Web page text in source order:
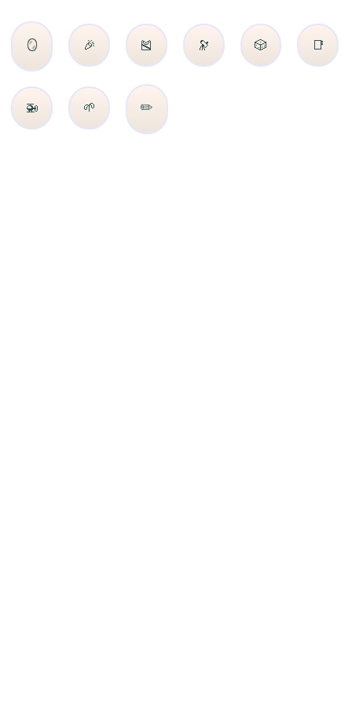
🪞 🎉 🎽 🔭 🎲 📑
🚁 🌱 ✏️